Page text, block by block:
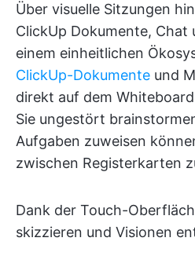
Über visuelle Sitzungen
ClickUp Dokumente, Chat
einem einheitlichen
ClickUp-Dokumente und
direkt auf dem
Sie ungestört
Aufgaben zuweisen
zwischen Registerkarten
Dank der Touch-
skizzieren und Visionen